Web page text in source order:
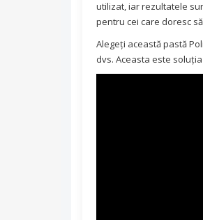
utilizat, iar rezultatele
pentru cei care doresc
Alegeți această pastă
dvs. Aceasta este